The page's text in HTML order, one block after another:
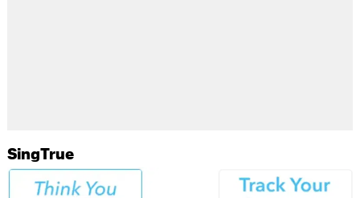
SingTrue